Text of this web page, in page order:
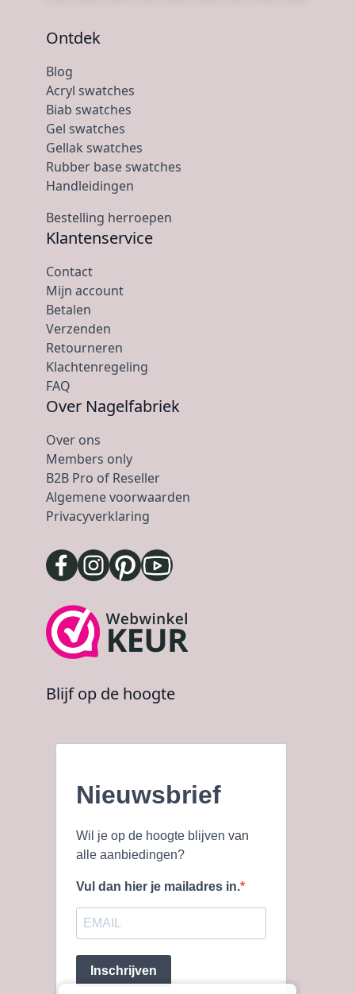
Ontdek
Blog
Acryl swatches
Biab swatches
Gel swatches
Gellak swatches
Rubber base swatches
Handleidingen
Bestelling herroepen
Klantenservice
Contact
Mijn account
Betalen
Verzenden
Retourneren
Klachtenregeling
FAQ
Over Nagelfabriek
Over ons
Members only
B2B Pro of Reseller
Algemene voorwaarden
Privacyverklaring
Blijf op de hoogte
Nieuwsbrief
Wil je op de hoogte blijven van
alle aanbiedingen?
Vul dan hier je mailadres in.
Inschrijven